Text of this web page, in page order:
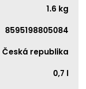
1.6 kg
8595198805084
Česká republika
0,7 l